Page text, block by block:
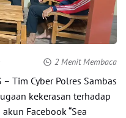
2 Menit Membaca
– Tim Cyber Polres Sambas
kekerasan terhadap
Facebook “Sea